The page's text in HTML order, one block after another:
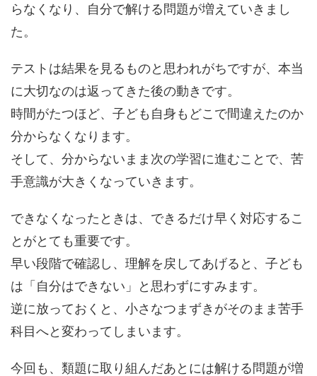
らなくなり、自分で解ける問題が増えていきまし
た。
テストは結果を見るものと思われがちですが、本当
に大切なのは返ってきた後の動きです。
時間がたつほど、子ども自身もどこで間違えたのか
分からなくなります。
そして、分からないまま次の学習に進むことで、苦
手意識が大きくなっていきます。
できなくなったときは、できるだけ早く対応するこ
とがとても重要です。
早い段階で確認し、理解を戻してあげると、子ども
は「自分はできない」と思わずにすみます。
逆に放っておくと、小さなつまずきがそのまま苦手
科目へと変わってしまいます。
今回も、類題に取り組んだあとには解ける問題が増